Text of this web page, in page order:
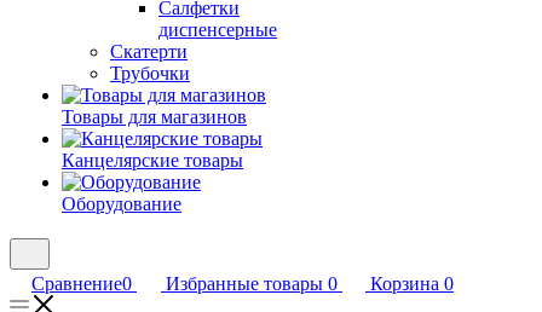
Салфетки
диспенсерные
Скатерти
Трубочки
Товары для магазинов
Канцелярские товары
Оборудование
Сравнение0 Избранные товары 0 Корзина 0